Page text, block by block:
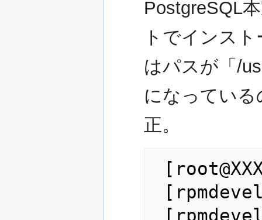
PostgreSQL
トでインス
はパスが「/
になってい
正。